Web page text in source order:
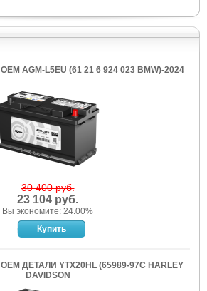
AGM-L5EU (61 21 6 924 023 BMW)-2024
30 400 руб.
23 104 руб.
Вы экономите: 24.00%
ДЕТАЛИ YTX20HL (65989-97C HARLEY
DAVIDSON